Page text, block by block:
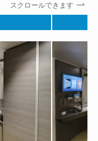
スクロールできます